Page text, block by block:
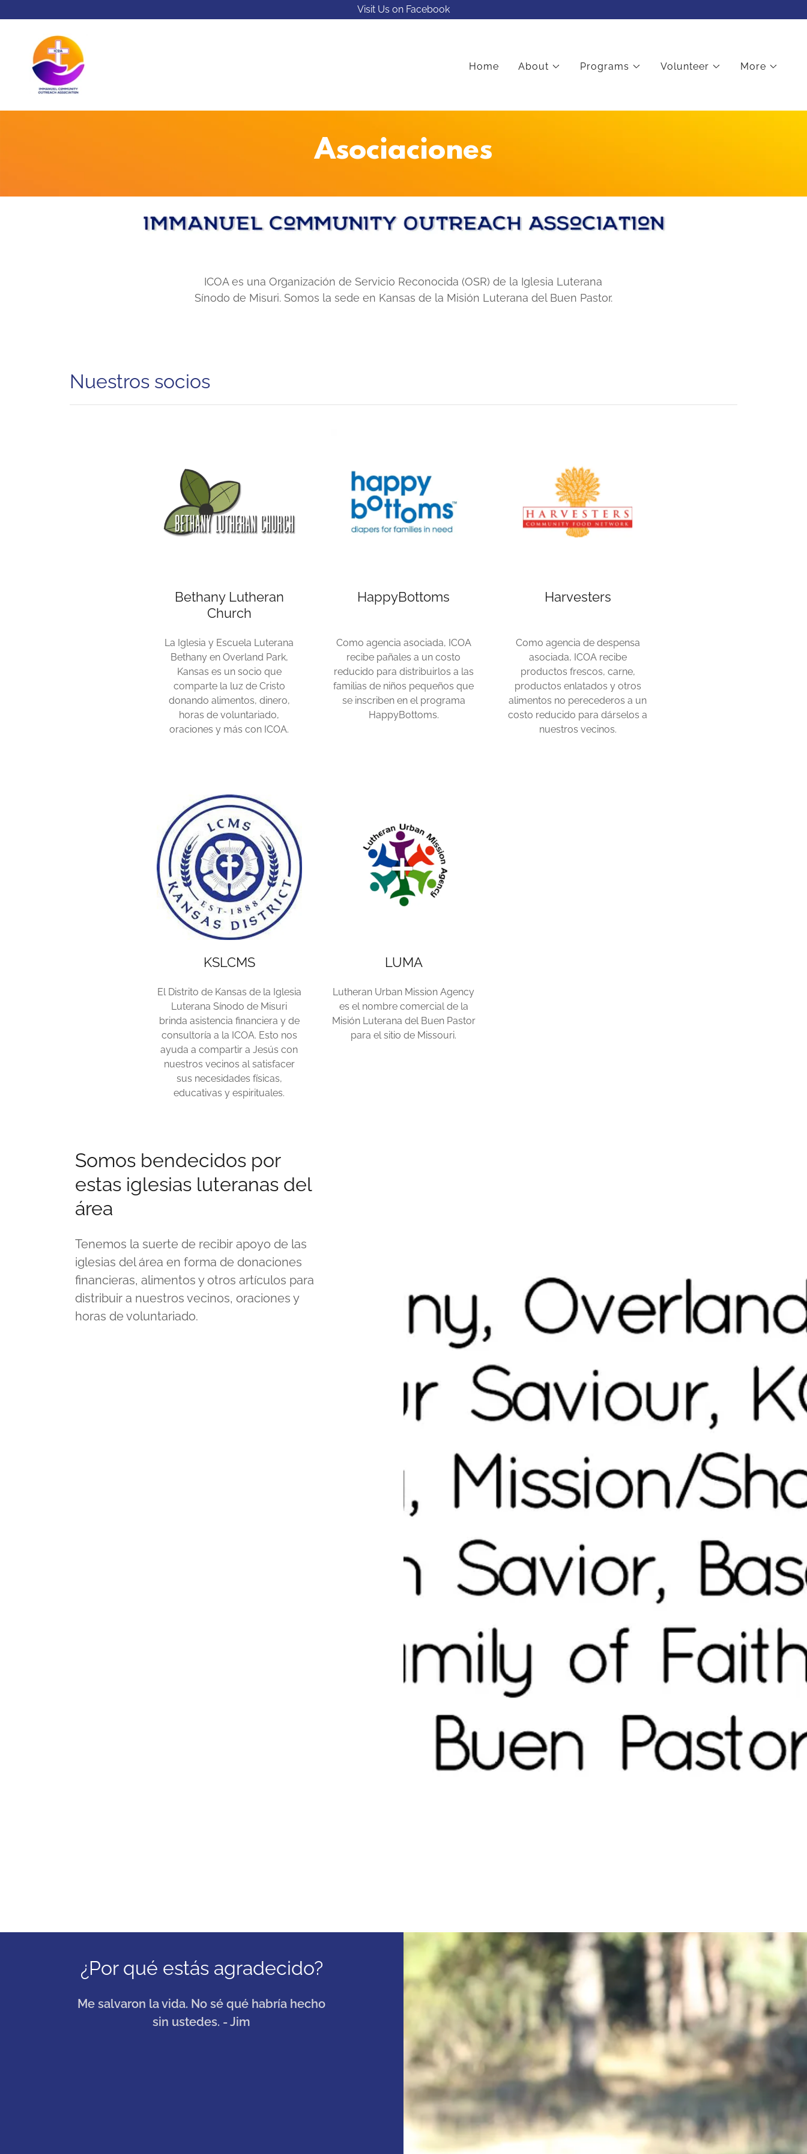
Visit Us on Facebook
Home About Programs Volunteer More
Asociaciones
ICOA es una Organización de Servicio Reconocida (OSR) de la Iglesia Luterana
Sínodo de Misuri. Somos la sede en Kansas de la Misión Luterana del Buen Pastor.
Nuestros socios
Bethany Lutheran
Church
La Iglesia y Escuela Luterana
Bethany en Overland Park,
Kansas es un socio que
comparte la luz de Cristo
donando alimentos, dinero,
horas de voluntariado,
oraciones y más con ICOA.
HappyBottoms
Como agencia asociada, ICOA
recibe pañales a un costo
reducido para distribuirlos a las
familias de niños pequeños que
se inscriben en el programa
HappyBottoms.
Harvesters
Como agencia de despensa
asociada, ICOA recibe
productos frescos, carne,
productos enlatados y otros
alimentos no perecederos a un
costo reducido para dárselos a
nuestros vecinos.
KSLCMS
El Distrito de Kansas de la Iglesia
Luterana Sínodo de Misuri
brinda asistencia financiera y de
consultoría a la ICOA. Esto nos
ayuda a compartir a Jesús con
nuestros vecinos al satisfacer
sus necesidades físicas,
educativas y espirituales.
LUMA
Lutheran Urban Mission Agency
es el nombre comercial de la
Misión Luterana del Buen Pastor
para el sitio de Missouri.
Somos bendecidos por
estas iglesias luteranas del
área
Tenemos la suerte de recibir apoyo de las
iglesias del área en forma de donaciones
financieras, alimentos y otros artículos para
distribuir a nuestros vecinos, oraciones y
horas de voluntariado.
¿Por qué estás agradecido?
Me salvaron la vida. No sé qué habría hecho
sin ustedes. - Jim